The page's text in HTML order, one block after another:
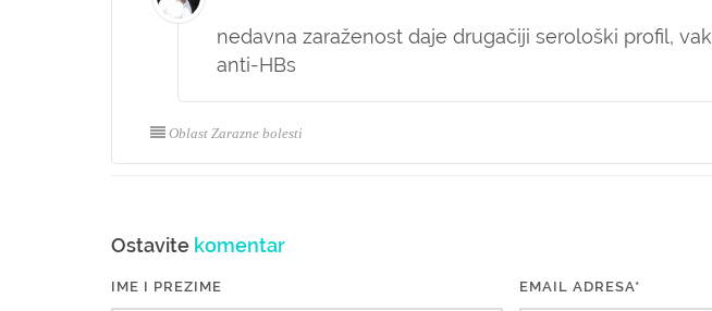
nedavna zaraženost daje drugačiji serološki profil,
anti-HBs
Oblast Zarazne bolesti
Ostavite komentar
IME I PREZIME EMAIL ADRESA*